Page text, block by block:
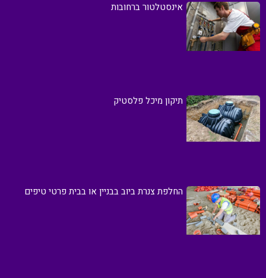
אינסטלטור ברחובות
תיקון מיכל פלסטיק
החלפת צנרת ביוב בבניין או בבית פרטי טיפים